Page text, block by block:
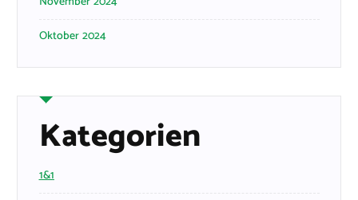
Oktober 2024
Kategorien
1&1